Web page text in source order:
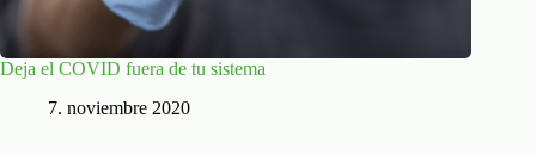
Deja el COVID fuera de tu sistema
7. noviembre 2020